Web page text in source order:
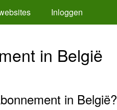
Inloggen
in België
in België?